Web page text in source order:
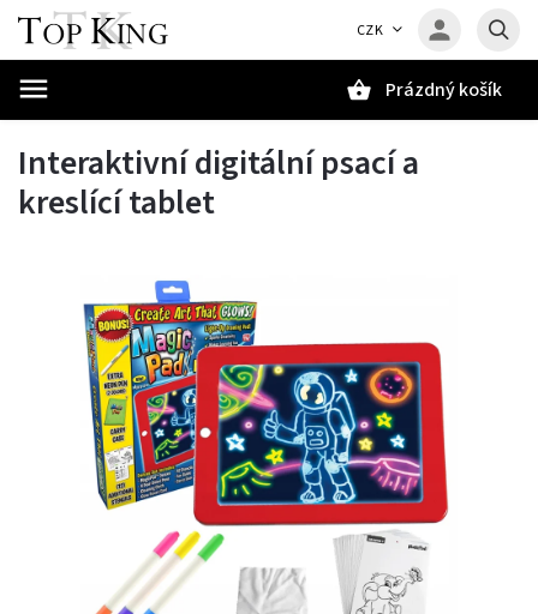
CZK
Prázdný košík
Interaktivní digitální psací a
kreslící tablet